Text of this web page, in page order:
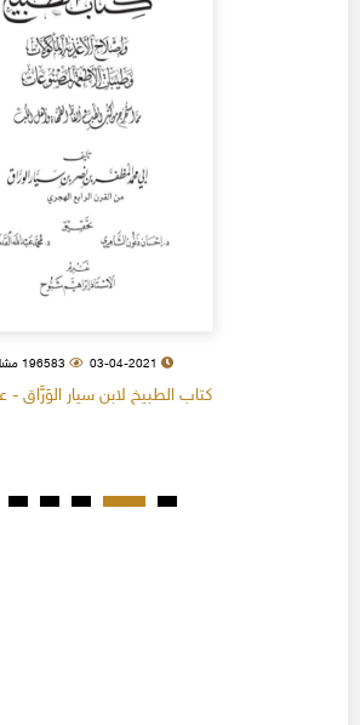
03-04-2021 196583 مشاهدة
كتاب الطبيخ لابن سيار الوَرَّاق - عام